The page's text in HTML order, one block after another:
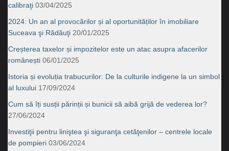
calibraţi 03/04/2025
2024: Un an al provocărilor și al oportunităților în imobiliare
Suceava şi Rădăuţi 20/01/2025
Creșterea taxelor și impozitelor este un atac asupra afacerilor
românești 06/01/2025
Istoria și evoluția trabucurilor: De la culturile indigene la un simbol
al luxului 17/09/2024
Cum să îți susții părinții și bunicii să aibă grijă de vederea lor?
27/06/2024
Investiţii pentru liniştea şi siguranţa cetăţenilor – centrele locale
de pompieri 03/06/2024